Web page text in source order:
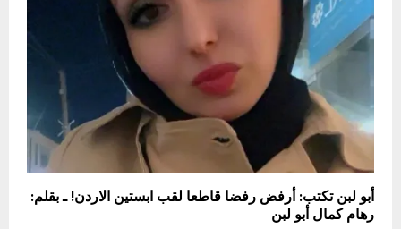
أبو لبن تكتب: أرفض رفضا قاطعا لقب ابستين الاردن! ـ بقلم:
رهام كمال أبو لبن